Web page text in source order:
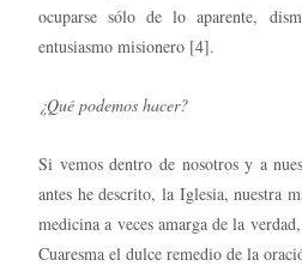
ocuparse sólo de lo aparente,
entusiasmo misionero [4].
¿Qué podemos hacer?
Si vemos dentro de nosotros y a
antes he descrito, la Iglesia, nuestra
medicina a veces amarga de la
Cuaresma el dulce remedio de la